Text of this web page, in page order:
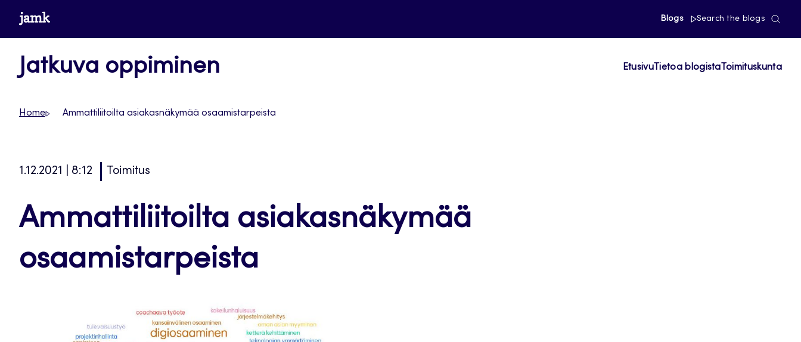
Siirrywww.jamk.fi Blogs Search the blogs
Jatkuva oppiminen Etusivu Tietoa blogista Toimituskunta
Home Ammattiliitoilta asiakasnäkymää osaamistarpeista
1.12.2021 | 8:12 Toimitus
Ammattiliitoilta asiakasnäkymää
osaamistarpeista